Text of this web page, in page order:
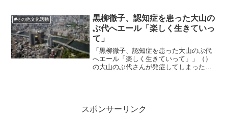
の展示期間は終わってしまったのだとの
こと。時間を巻き戻す系のことは...
#その他文化活動
黒柳徹子、認知症を患った大山の
ぶ代へエール「楽しく生きていっ
て」
「黒柳徹子、認知症を患った大山のぶ代
へエール「楽しく生きていって」」（）
の大山のぶ代さんが発症してしまったの
スポンサーリンク